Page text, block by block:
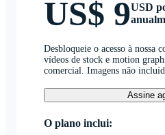
US$ 9USD
Desbloqueie o acesso à nossa
vídeos de stock e motion
comercial. Imagens não
Assine
O plano inclui: